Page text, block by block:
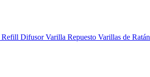
Refill Difusor Varilla Repuesto Varillas de Ratán